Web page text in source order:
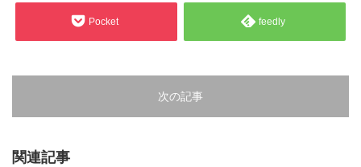
Pocket feedly
次の記事
関連記事